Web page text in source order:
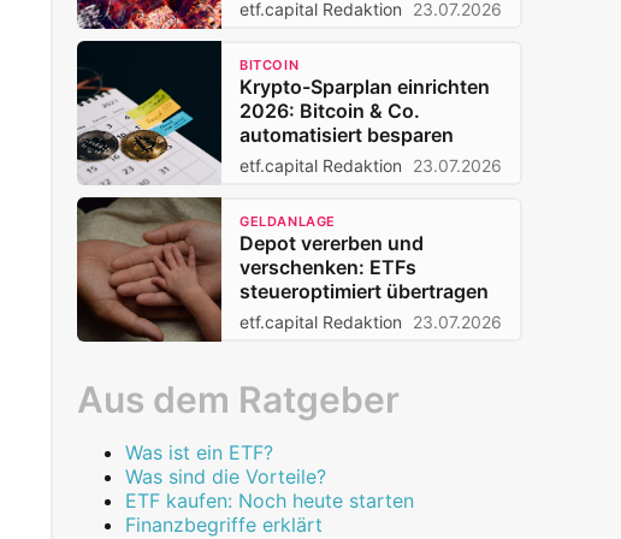
etf.capital Redaktion 23.07.2026
BITCOIN
Krypto-Sparplan einrichten
2026: Bitcoin & Co.
automatisiert besparen
etf.capital Redaktion 23.07.2026
GELDANLAGE
Depot vererben und
verschenken: ETFs
steueroptimiert übertragen
etf.capital Redaktion 23.07.2026
Aus dem Ratgeber
Was ist ein ETF?
Was sind die Vorteile?
ETF kaufen: Noch heute starten
Finanzbegriffe erklärt